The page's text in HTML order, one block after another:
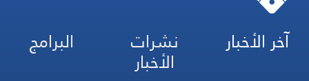
آخر الأخبار نشرات
الأخبار
البرامج